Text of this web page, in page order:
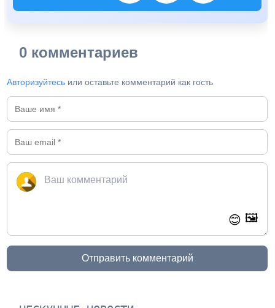
0 комментариев
Авторизуйтесь или оставьте комментарий как гость
😊 🖼️
Отправить комментарий